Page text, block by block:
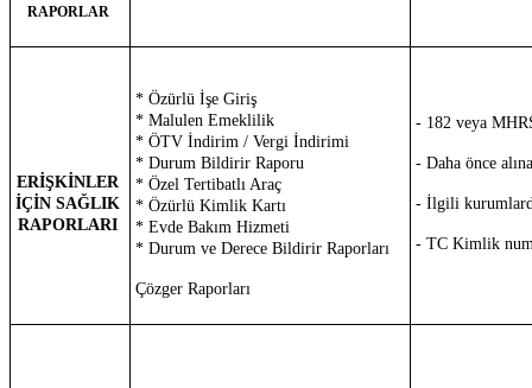
RAPORLAR
ERİŞKİNLER
İÇİN SAĞLIK
RAPORLARI
* Özürlü İşe Giriş
* Malulen Emeklilik
* ÖTV İndirim / Vergi İndirimi
* Durum Bildirir Raporu
* Özel Tertibatlı Araç
* Özürlü Kimlik Kartı
* Evde Bakım Hizmeti
* Durum ve Derece Bildirir Raporları
Çözger Raporları
- 182 veya
- Daha önce
- İlgili
- TC Kimlik